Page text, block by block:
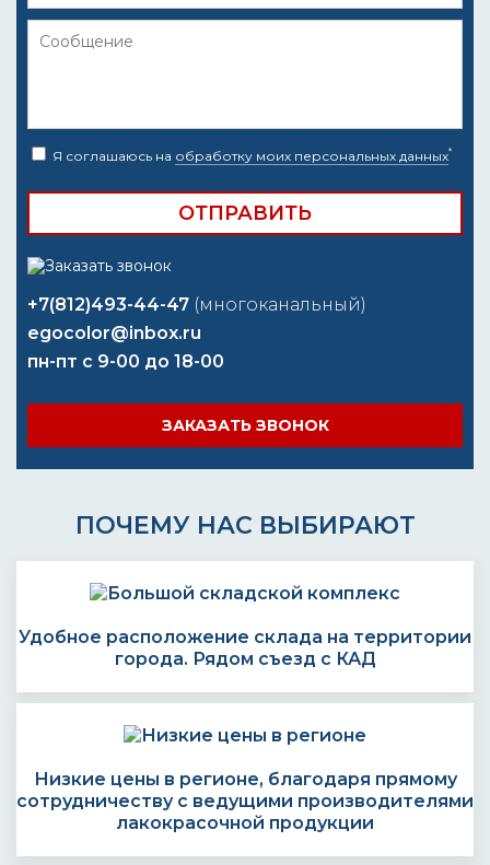
Я соглашаюсь на обработку моих персональных данных*
+7(812)493-44-47 (многоканальный)
egocolor@inbox.ru
пн-пт с 9-00 до 18-00
ЗАКАЗАТЬ ЗВОНОК
ПОЧЕМУ НАС ВЫБИРАЮТ
Удобное расположение склада на территории
города. Рядом съезд с КАД
Низкие цены в регионе, благодаря прямому
сотрудничеству с ведущими производителями
лакокрасочной продукции